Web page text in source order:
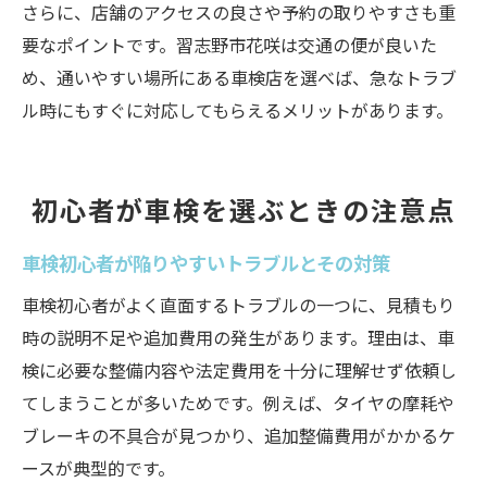
さらに、店舗のアクセスの良さや予約の取りやすさも重
要なポイントです。習志野市花咲は交通の便が良いた
め、通いやすい場所にある車検店を選べば、急なトラブ
ル時にもすぐに対応してもらえるメリットがあります。
初心者が車検を選ぶときの注意点
車検初心者が陥りやすいトラブルとその対策
車検初心者がよく直面するトラブルの一つに、見積もり
時の説明不足や追加費用の発生があります。理由は、車
検に必要な整備内容や法定費用を十分に理解せず依頼し
てしまうことが多いためです。例えば、タイヤの摩耗や
ブレーキの不具合が見つかり、追加整備費用がかかるケ
ースが典型的です。